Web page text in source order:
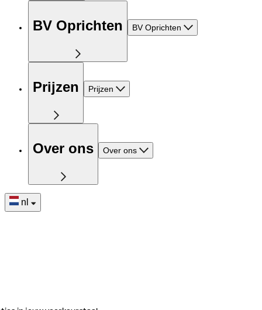
BV Oprichten BV Oprichten
Prijzen Prijzen
Over ons Over ons
nl